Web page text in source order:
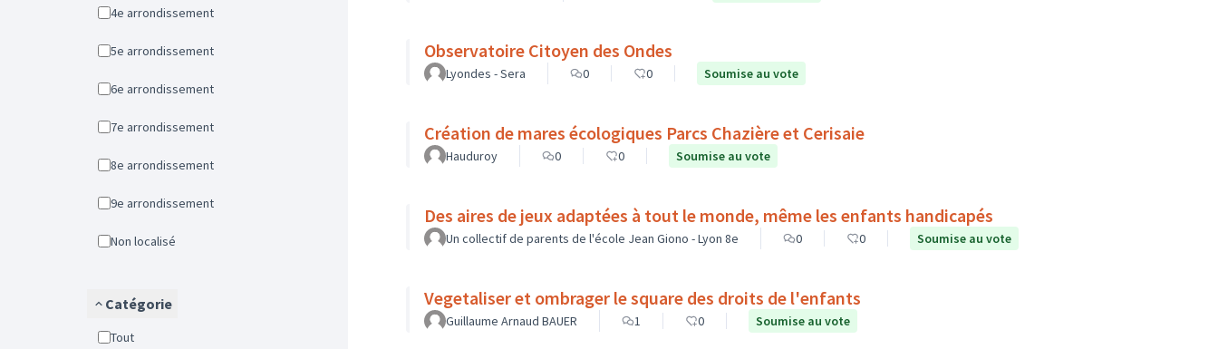
4e arrondissement
5e arrondissement
6e arrondissement
7e arrondissement
8e arrondissement
9e arrondissement
Non localisé
Catégorie
Tout
Observatoire Citoyen des Ondes
Lyondes - Sera 0 0 Soumise au vote
Création de mares écologiques Parcs Chazière et Cerisaie
Hauduroy 0 0 Soumise au vote
Des aires de jeux adaptées à tout le monde, même les enfants handicapés
Un collectif de parents de l'école Jean Giono - Lyon 8e 0 0 Soumise au vote
Vegetaliser et ombrager le square des droits de l'enfants
Guillaume Arnaud BAUER 1 0 Soumise au vote